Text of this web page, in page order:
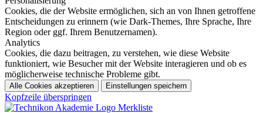
Cookies, die der Website ermöglichen, sich an von Ihnen getroffene
Entscheidungen zu erinnern (wie Dark-Themes, Ihre Sprache, Ihre
Region oder ggf. Ihrem Benutzernamen).
Analytics
Cookies, die dazu beitragen, zu verstehen, wie diese Website
funktioniert, wie Besucher mit der Website interagieren und ob es
möglicherweise technische Probleme gibt.
Alle Cookies akzeptieren Einstellungen speichern
Kopfzeile überspringen
Merkliste